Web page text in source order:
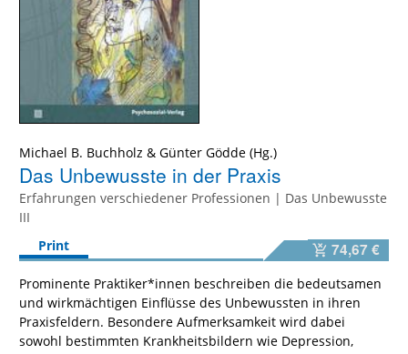
Michael B. Buchholz & Günter Gödde
Das Unbewusste in der Praxis
Erfahrungen verschiedener Professionen | Das Unbewusste
III
Print
74,67 €
Prominente Praktiker*innen beschreiben die bedeutsamen
und wirkmächtigen Einflüsse des Unbewussten in ihren
Praxisfeldern. Besondere Aufmerksamkeit wird dabei
sowohl bestimmten Krankheitsbildern wie Depression,